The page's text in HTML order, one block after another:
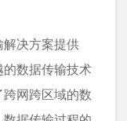
决方案提供
数据传输技术
网跨区域的数